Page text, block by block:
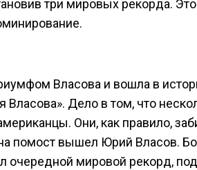
три мировых рекорда.
Власова и вошла в
Дело в том, что
Они, как правило,
помост вышел Юрий Власов.
очередной мировой рекорд,